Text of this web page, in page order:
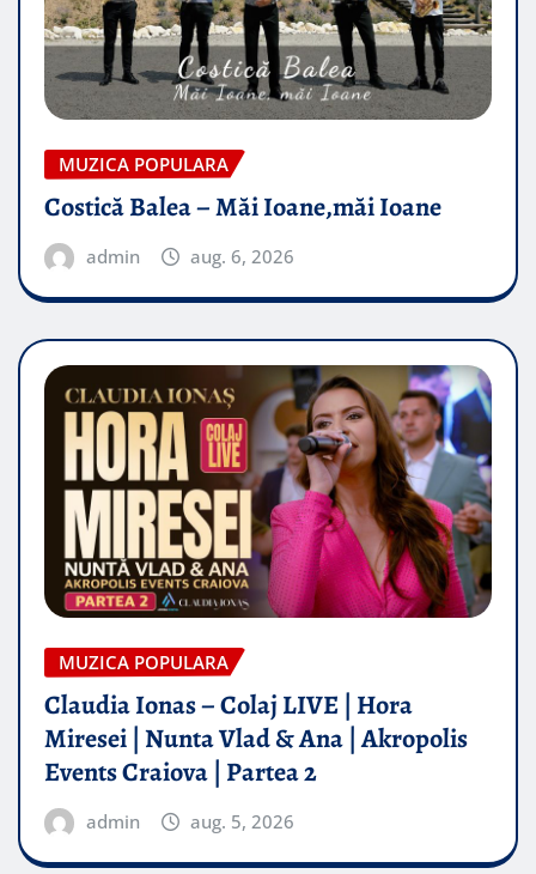
MUZICA POPULARA
Costică Balea – Măi Ioane,măi Ioane
admin aug. 6, 2026
MUZICA POPULARA
Claudia Ionas – Colaj LIVE | Hora
Miresei | Nunta Vlad & Ana | Akropolis
Events Craiova | Partea 2
admin aug. 5, 2026